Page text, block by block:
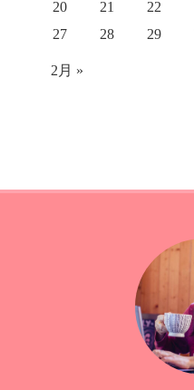
20
21 22
27
28 29
2月 »